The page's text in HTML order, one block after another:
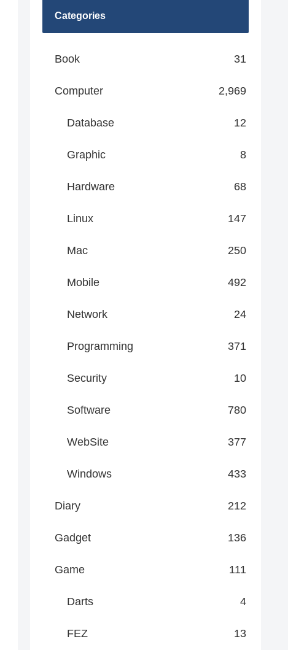
Categories
Book 31
Computer 2,969
Database 12
Graphic 8
Hardware 68
Linux 147
Mac 250
Mobile 492
Network 24
Programming 371
Security 10
Software 780
WebSite 377
Windows 433
Diary 212
Gadget 136
Game 111
Darts 4
FEZ 13